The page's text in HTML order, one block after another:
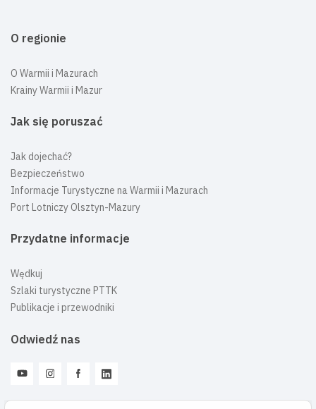
O regionie
O Warmii i Mazurach
Krainy Warmii i Mazur
Jak się poruszać
Jak dojechać?
Bezpieczeństwo
Informacje Turystyczne na Warmii i Mazurach
Port Lotniczy Olsztyn-Mazury
Przydatne informacje
Wędkuj
Szlaki turystyczne PTTK
Publikacje i przewodniki
Odwiedź nas